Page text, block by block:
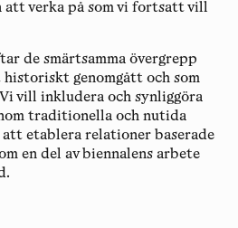
att verka på som vi fortsatt vill
de smärtsamma övergrepp
genomgått och som
vill inkludera och synliggöra
traditionella och nutida
etablera relationer baserade
en del av biennalens arbete